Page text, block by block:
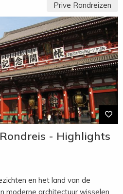
Prive Rondreizen
- Highlights
en het land van de
moderne architectuur wisselen